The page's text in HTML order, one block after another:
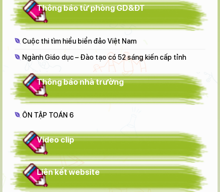
Thông báo từ phòng GD&ĐT
Cuộc thi tìm hiểu biển đảo Việt Nam
Ngành Giáo dục – Đào tạo có 52 sáng kiến cấp tỉnh
Thông báo nhà trường
ÔN TẬP TOÁN 6
Video clip
Liên kết website